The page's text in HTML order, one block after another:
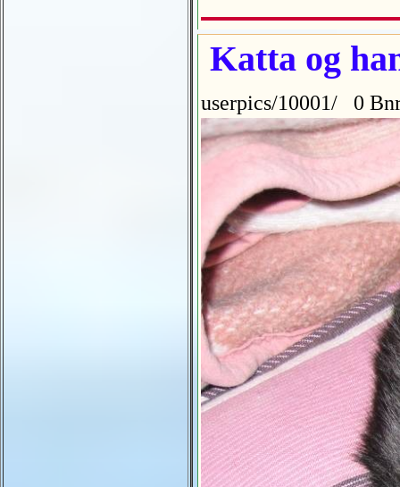
Katta og
userpics/10001/ 0